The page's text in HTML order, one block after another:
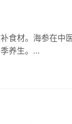
食材。海参在中
养生。…